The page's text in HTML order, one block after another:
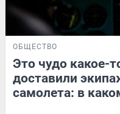
ОБЩЕСТВО
Это чудо какое-
доставили
самолета: в